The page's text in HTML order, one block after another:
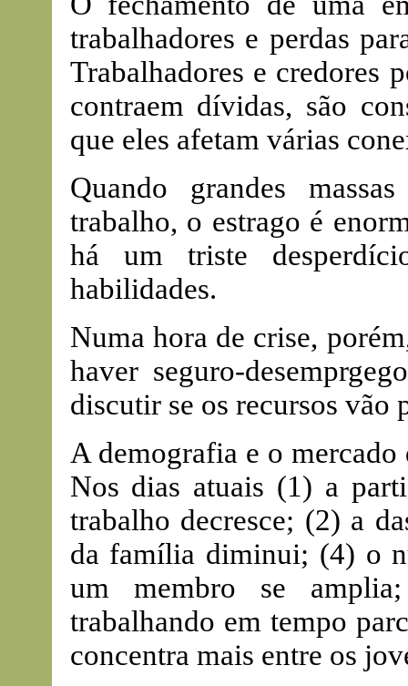
trabalhadores e perdas
Trabalhadores e credores
contraem dívidas, são
que eles afetam várias
Quando grandes
trabalho, o estrago é
há um triste
habilidades.
Numa hora de crise,
haver seguro-
discutir se os recursos vão
A demografia e o
Nos dias atuais (1) a
trabalho decresce; (2) a
da família diminui; (4) o
um membro se
trabalhando em tempo
concentra mais entre os